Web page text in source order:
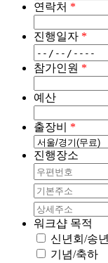
연락처 *
진행일자 *
참가인원 *
예산
출장비 *
진행장소
워크샵 목적
신년회/송
기념/축하